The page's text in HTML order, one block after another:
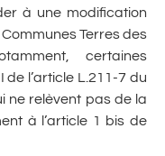
à une modification
Terres des
certaines
l’article L.211-7 du
ne relèvent pas de la
à l’article 1 bis de